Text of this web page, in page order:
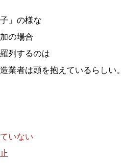
」の様な
の場合
列するのは
業者は頭を抱えているらしい。
いない